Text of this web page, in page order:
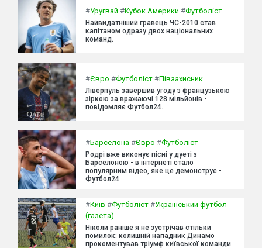
#Уругвай #Кубок Америки #Футболіст
Найвидатніший гравець ЧС-2010 став
капітаном одразу двох національних
команд.
#Євро #Футболіст #Півзахисник
Ліверпуль завершив угоду з французькою
зіркою за вражаючі 128 мільйонів -
повідомляє Футбол24.
#Барселона #Євро #Футболіст
Родрі вже виконує пісні у дуеті з
Барселоною - в інтернеті стало
популярним відео, яке це демонструє -
Футбол24.
#Київ #Футболіст #Український футбол
(газета)
Ніколи раніше я не зустрічав стільки
помилок: колишній нападник Динамо
прокоментував тріумф київської команди